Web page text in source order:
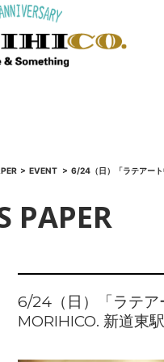
> EVENT > 6/24（日）「ラテアー
PAPER
6/24（日）「ラテア
MORIHICO. 新道東